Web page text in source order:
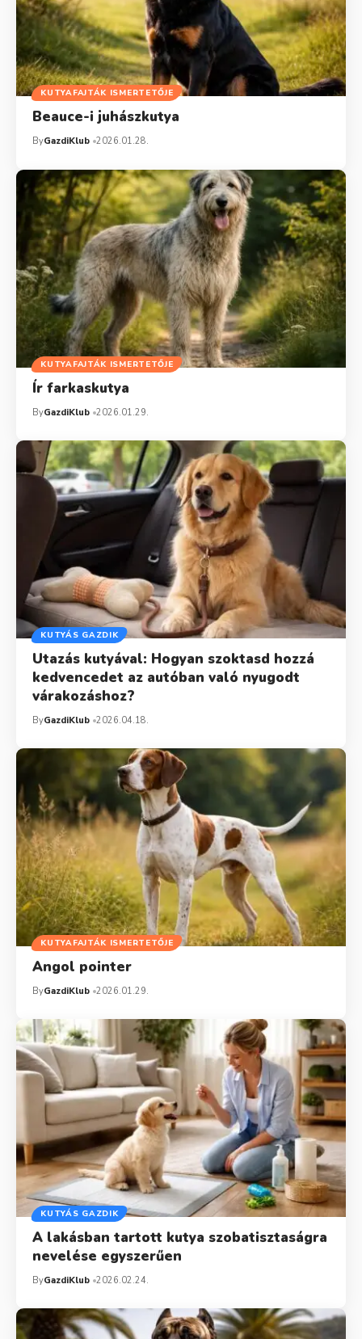
KUTYAFAJTÁK ISMERTETŐJE
Beauce-i juhászkutya
ByGazdiKlub 2026.01.28.
KUTYAFAJTÁK ISMERTETŐJE
Ír farkaskutya
ByGazdiKlub 2026.01.29.
KUTYÁS GAZDIK
Utazás kutyával: Hogyan szoktasd hozzá
kedvencedet az autóban való nyugodt
várakozáshoz?
ByGazdiKlub 2026.04.18.
KUTYAFAJTÁK ISMERTETŐJE
Angol pointer
ByGazdiKlub 2026.01.29.
KUTYÁS GAZDIK
A lakásban tartott kutya szobatisztaságra
nevelése egyszerűen
ByGazdiKlub 2026.02.24.